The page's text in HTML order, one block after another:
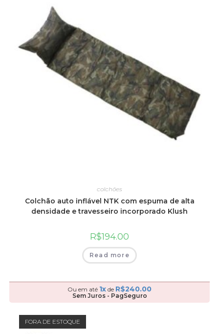
colchões
Colchão auto inflável NTK com espuma de alta
densidade e travesseiro incorporado Klush
R$194.00
Read more
Ou em até 1x de R$240.00
Sem Juros - PagSeguro
FORA DE ESTOQUE